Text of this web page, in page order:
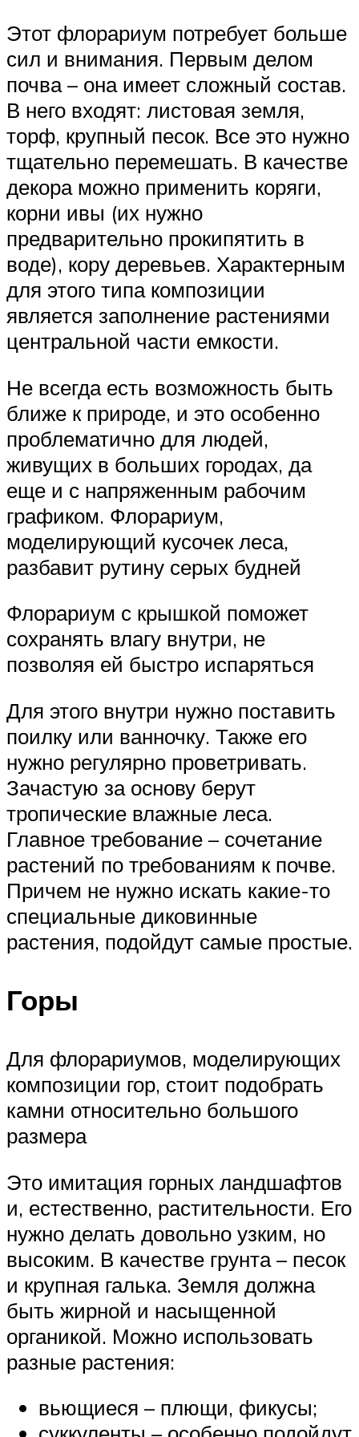
Этот флорариум потребует больше
сил и внимания. Первым делом
почва – она имеет сложный состав.
В него входят: листовая земля,
торф, крупный песок. Все это нужно
тщательно перемешать. В качестве
декора можно применить коряги,
корни ивы (их нужно
предварительно прокипятить в
воде), кору деревьев. Характерным
для этого типа композиции
является заполнение растениями
центральной части емкости.
Не всегда есть возможность быть
ближе к природе, и это особенно
проблематично для людей,
живущих в больших городах, да
еще и с напряженным рабочим
графиком. Флорариум,
моделирующий кусочек леса,
разбавит рутину серых будней
Флорариум с крышкой поможет
сохранять влагу внутри, не
позволяя ей быстро испаряться
Для этого внутри нужно поставить
поилку или ванночку. Также его
нужно регулярно проветривать.
Зачастую за основу берут
тропические влажные леса.
Главное требование – сочетание
растений по требованиям к почве.
Причем не нужно искать какие-то
специальные диковинные
растения, подойдут самые простые.
Горы
Для флорариумов, моделирующих
композиции гор, стоит подобрать
камни относительно большого
размера
Это имитация горных ландшафтов
и, естественно, растительности. Его
нужно делать довольно узким, но
высоким. В качестве грунта – песок
и крупная галька. Земля должна
быть жирной и насыщенной
органикой. Можно использовать
разные растения:
вьющиеся – плющи, фикусы;